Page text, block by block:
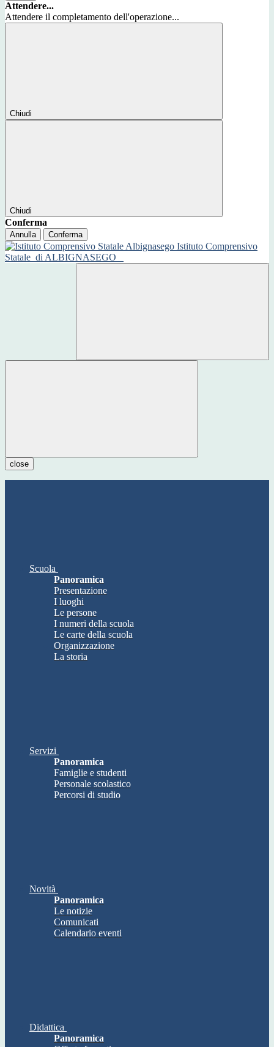
Attendere...
Attendere il completamento dell'operazione...
Chiudi
Chiudi
Conferma
Annulla Conferma
Istituto Comprensivo
Statale di ALBIGNASEGO
close
Scuola
Panoramica
Presentazione
I luoghi
Le persone
I numeri della scuola
Le carte della scuola
Organizzazione
La storia
Servizi
Panoramica
Famiglie e studenti
Personale scolastico
Percorsi di studio
Novità
Panoramica
Le notizie
Comunicati
Calendario eventi
Didattica
Panoramica